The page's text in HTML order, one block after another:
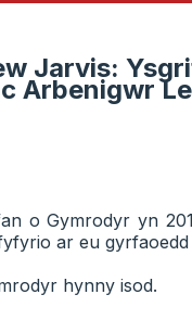
Jarvis:
Arbenigwr
o Gymrodyr yn
ar eu
hynny isod.